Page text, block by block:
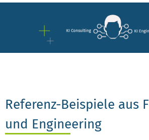
Referenz-Beispiele aus
und Engineering